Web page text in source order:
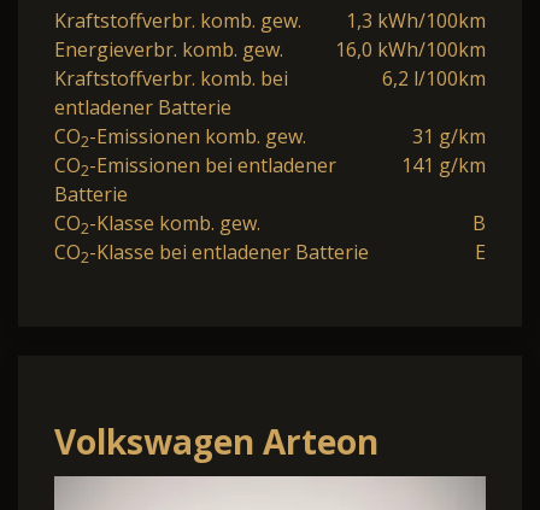
Kraftstoffverbr. komb. gew.
1,3 kWh/100km
Energieverbr. komb. gew.
16,0 kWh/100km
Kraftstoffverbr. komb. bei
entladener Batterie
6,2 l/100km
CO2-Emissionen komb. gew.
31 g/km
CO2-Emissionen bei entladener
Batterie
141 g/km
CO2-Klasse komb. gew.
B
CO2-Klasse bei entladener Batterie E
Volkswagen Arteon